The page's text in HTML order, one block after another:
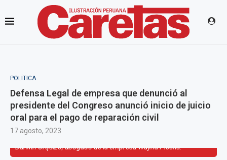
POLÍTICA
Defensa Legal de empresa que denunció al
presidente del Congreso anunció inicio de juicio
oral para el pago de reparación civil
17 agosto, 2023
Darwin Urquizo, abogado de la empresa Wayna Picchu.